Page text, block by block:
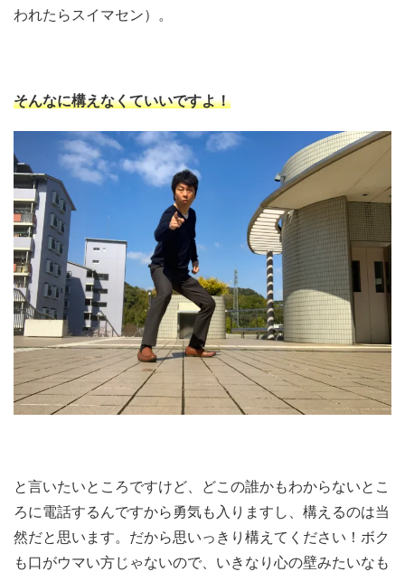
われたらスイマセン）。
そんなに構えなくていいですよ！
と言いたいところですけど、どこの誰かもわからないとこ
ろに電話するんですから勇気も入りますし、構えるのは当
然だと思います。だから思いっきり構えてください！ボク
も口がウマい方じゃないので、いきなり心の壁みたいなも